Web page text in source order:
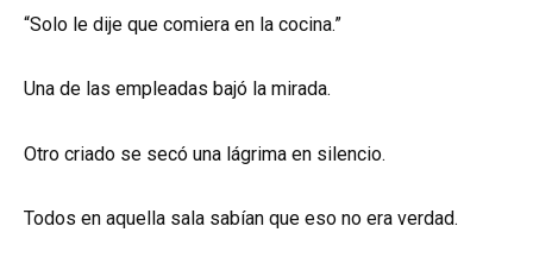
“Solo le dije que comiera en la cocina.”
Una de las empleadas bajó la mirada.
Otro criado se secó una lágrima en silencio.
Todos en aquella sala sabían que eso no era verdad.